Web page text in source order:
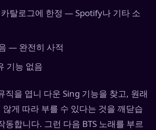
탈로그에 한정 — Spotify나 기타 소
— 완전히 사적
기능 없음
직을 엽니 다운 Sing 기능을 찾고, 원래
게 따라 부를 수 있다는 것을 깨닫습
동합니다. 그런 다음 BTS 노래를 부르